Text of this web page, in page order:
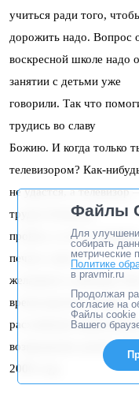
учиться ради того,
дорожить надо. Вопрос
воскресной школе
занятии с детьми уже
говорили. Так что
трудись во славу
Божию. И когда только
телевизором? Как-
не удастся, а телевизор
трудно Божьему
пройти, а если и
печать сами с
желанием и любовью.
время коротко, и жить
расхлябанно никак
возвращение домой. 12
2000 года
Файлы
Для
собирать
метрические
Политике
в pravmir.ru
Продолжая
согласие на
Файлы cookie
Вашего